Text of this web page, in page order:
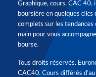
Graphique, cours, CAC
boursière en quelques clics
complets sur les
main pour vous
bourse.
Tous droits réservés.
CAC40. Cours différés